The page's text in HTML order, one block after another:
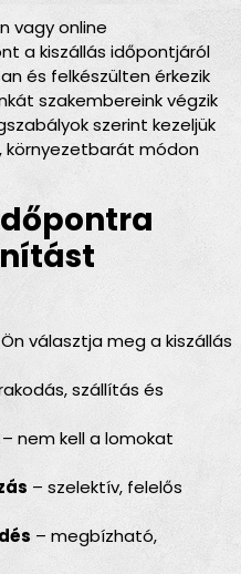
vagy online
a kiszállás időpontjáról
és felkészülten érkezik
szakembereink végzik
szerint kezeljük
környezetbarát módon
választja meg a kiszállás
szállítás és
– nem kell a lomokat
– szelektív, felelős
– megbízható,